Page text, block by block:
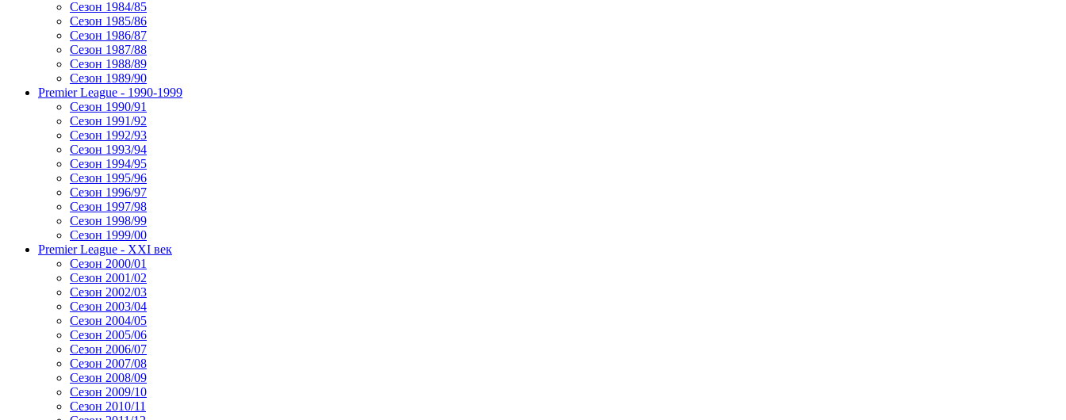
Сезон 1984/85
Сезон 1985/86
Сезон 1986/87
Сезон 1987/88
Сезон 1988/89
Сезон 1989/90
Premier League - 1990-1999
Сезон 1990/91
Сезон 1991/92
Сезон 1992/93
Сезон 1993/94
Сезон 1994/95
Сезон 1995/96
Сезон 1996/97
Сезон 1997/98
Сезон 1998/99
Сезон 1999/00
Premier League - XXI век
Сезон 2000/01
Сезон 2001/02
Сезон 2002/03
Сезон 2003/04
Сезон 2004/05
Сезон 2005/06
Сезон 2006/07
Сезон 2007/08
Сезон 2008/09
Сезон 2009/10
Сезон 2010/11